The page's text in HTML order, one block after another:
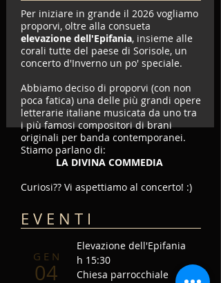
Per iniziare in grande il 2026 vogliamo
proporvi, oltre alla consueta
elevazione dell'Epifania, insieme alle
corali tutte del paese di Sorisole, un
concerto d'Inverno un po' speciale.
Abbiamo deciso di proporvi (con non
poca fatica) una delle più grandi opere
letterarie italiane musicata da uno tra
i più famosi compositori di brani
originali per banda contemporanei.
Stiamo parlano di:
LA DIVINA COMMEDIA
Curiosi?? Vi aspettiamo al concerto! :)
E V E N T I
G E N​​
04
Elevazione dell'Epifania
h 15:30
Chiesa parrocchiale